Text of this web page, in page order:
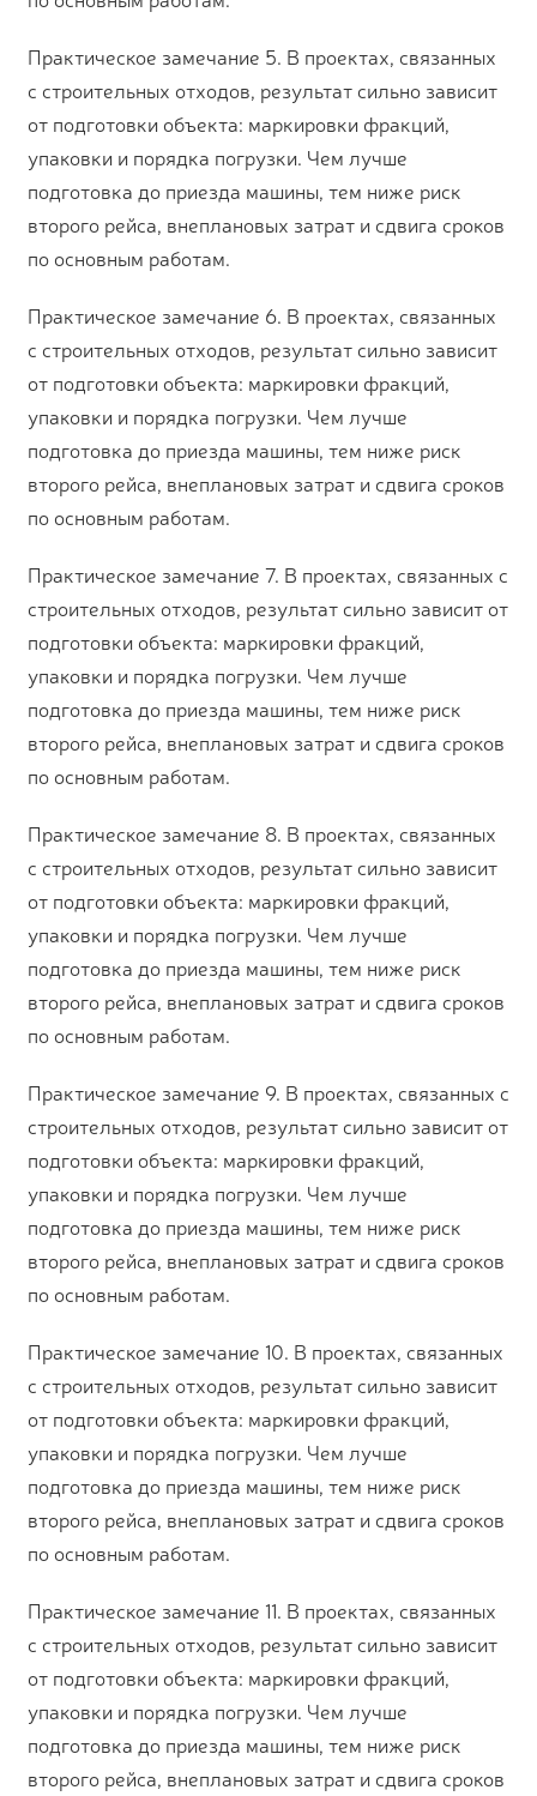
Практическое замечание 5. В проектах, связанных
с строительных отходов, результат сильно зависит
от подготовки объекта: маркировки фракций,
упаковки и порядка погрузки. Чем лучше
подготовка до приезда машины, тем ниже риск
второго рейса, внеплановых затрат и сдвига сроков
по основным работам.
Практическое замечание 6. В проектах, связанных
с строительных отходов, результат сильно зависит
от подготовки объекта: маркировки фракций,
упаковки и порядка погрузки. Чем лучше
подготовка до приезда машины, тем ниже риск
второго рейса, внеплановых затрат и сдвига сроков
по основным работам.
Практическое замечание 7. В проектах, связанных с
строительных отходов, результат сильно зависит от
подготовки объекта: маркировки фракций,
упаковки и порядка погрузки. Чем лучше
подготовка до приезда машины, тем ниже риск
второго рейса, внеплановых затрат и сдвига сроков
по основным работам.
Практическое замечание 8. В проектах, связанных
с строительных отходов, результат сильно зависит
от подготовки объекта: маркировки фракций,
упаковки и порядка погрузки. Чем лучше
подготовка до приезда машины, тем ниже риск
второго рейса, внеплановых затрат и сдвига сроков
по основным работам.
Практическое замечание 9. В проектах, связанных с
строительных отходов, результат сильно зависит от
подготовки объекта: маркировки фракций,
упаковки и порядка погрузки. Чем лучше
подготовка до приезда машины, тем ниже риск
второго рейса, внеплановых затрат и сдвига сроков
по основным работам.
Практическое замечание 10. В проектах, связанных
с строительных отходов, результат сильно зависит
от подготовки объекта: маркировки фракций,
упаковки и порядка погрузки. Чем лучше
подготовка до приезда машины, тем ниже риск
второго рейса, внеплановых затрат и сдвига сроков
по основным работам.
Практическое замечание 11. В проектах, связанных
с строительных отходов, результат сильно зависит
от подготовки объекта: маркировки фракций,
упаковки и порядка погрузки. Чем лучше
подготовка до приезда машины, тем ниже риск
второго рейса, внеплановых затрат и сдвига сроков